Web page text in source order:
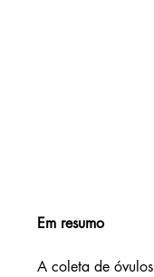
Em resumo
A coleta de